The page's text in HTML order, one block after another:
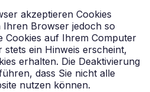
akzeptieren Cookies
Ihren Browser jedoch so
Cookies auf Ihrem Computer
ein Hinweis erscheint,
erhalten. Die Deaktivierung
dass Sie nicht alle
nutzen können.